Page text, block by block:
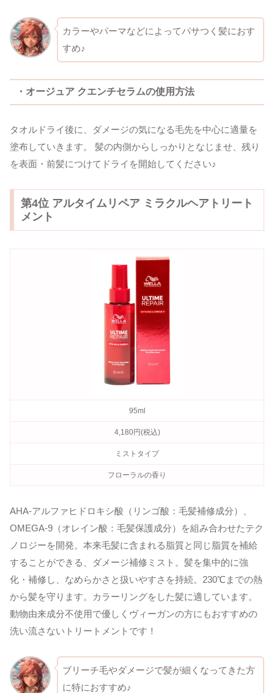
カラーやパーマなどによってパサつく髪におす
すめ♪
・オージュア クエンチセラムの使用方法
タオルドライ後に、ダメージの気になる毛先を中心に適量を
塗布していきます。 髪の内側からしっかりとなじませ、残り
を表面・前髪につけてドライを開始してください♪
第4位 アルタイムリペア ミラクルヘアトリート
メント
95ml
4,180円(税込)
ミストタイプ
フローラルの香り
AHA-アルファヒドロキシ酸（リンゴ酸：毛髪補修成分）、
OMEGA-9（オレイン酸：毛髪保護成分）を組み合わせたテク
ノロジーを開発。本来毛髪に含まれる脂質と同じ脂質を補給
することができる、ダメージ補修ミスト。髪を集中的に強
化・補修し、なめらかさと扱いやすさを持続。230℃までの熱
から髪を守ります。カラーリングをした髪に適しています。
動物由来成分不使用で優しくヴィーガンの方にもおすすめの
洗い流さないトリートメントです！
ブリーチ毛やダメージで髪が細くなってきた方
に特におすすめ♪